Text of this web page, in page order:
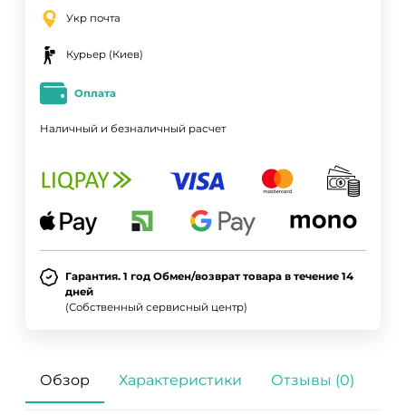
Укр почта
Курьер (Киев)
Оплата
Наличный и безналичный расчет
Гарантия. 1 год Обмен/возврат товара в течение 14
дней
(Собственный сервисный центр)
Обзор Характеристики Отзывы (0)